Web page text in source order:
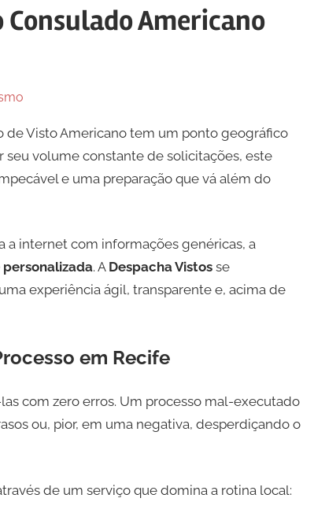
Americano
de Visto Americano tem um ponto geográfico
seu volume constante de solicitações, este
e uma preparação que vá além do
internet com informações genéricas, a
. A Despacha Vistosse
experiência ágil, transparente e, acima de
em Recife
com zero erros. Um processo mal-executado
ou, pior, em uma negativa, desperdiçando o
de um serviço que domina a rotina local: